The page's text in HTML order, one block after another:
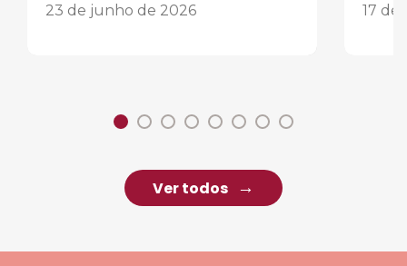
23 de junho de 2026 17 de
Ver todos